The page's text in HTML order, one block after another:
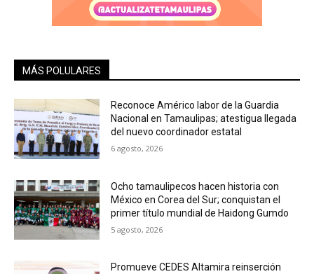
MÁS POLULARES
Reconoce Américo labor de la Guardia
Nacional en Tamaulipas; atestigua llegada
del nuevo coordinador estatal
6 agosto, 2026
Ocho tamaulipecos hacen historia con
México en Corea del Sur; conquistan el
primer título mundial de Haidong Gumdo
5 agosto, 2026
Promueve CEDES Altamira reinserción